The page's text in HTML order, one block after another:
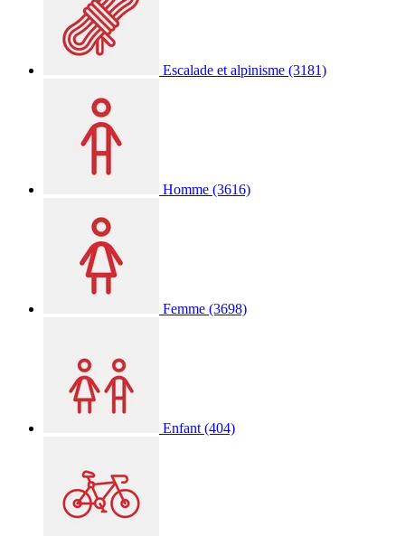
Escalade et alpinisme (3181)
Homme (3616)
Femme (3698)
Enfant (404)